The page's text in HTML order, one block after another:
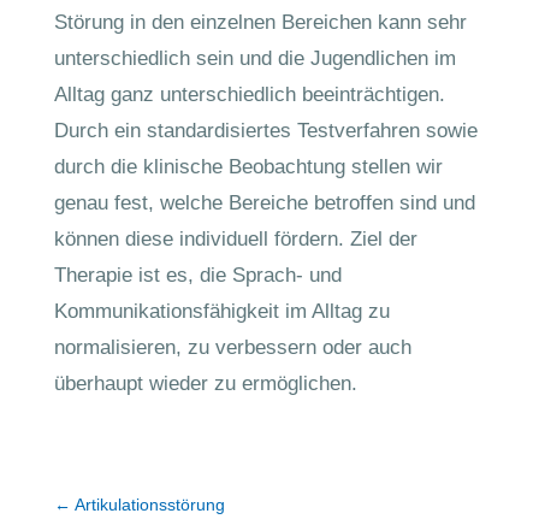
Störung in den einzelnen Bereichen kann sehr
unterschiedlich sein und die Jugendlichen im
Alltag ganz unterschiedlich beeinträchtigen.
Durch ein standardisiertes Testverfahren sowie
durch die klinische Beobachtung stellen wir
genau fest, welche Bereiche betroffen sind und
können diese individuell fördern. Ziel der
Therapie ist es, die Sprach- und
Kommunikationsfähigkeit im Alltag zu
normalisieren, zu verbessern oder auch
überhaupt wieder zu ermöglichen.
← Artikulationsstörung